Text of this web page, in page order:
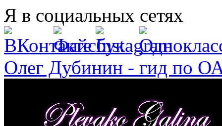
Перейти к основному содержанию
Я в социальных сетях
Олег Дубинин - гид по